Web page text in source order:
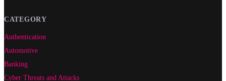
CATEGORY
Authentication
Automotive
Banking
Cyber Threats and Attacks